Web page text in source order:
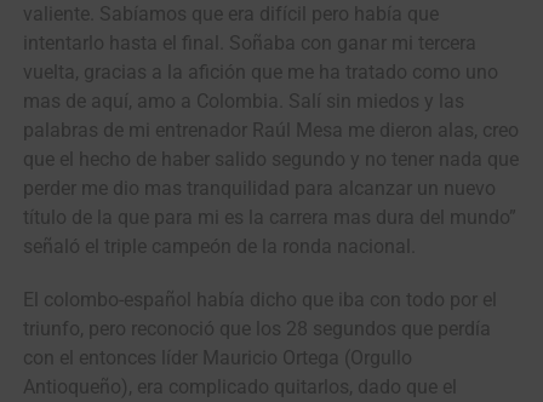
valiente. Sabíamos que era difícil pero había que
intentarlo hasta el final. Soñaba con ganar mi tercera
vuelta, gracias a la afición que me ha tratado como uno
mas de aquí, amo a Colombia. Salí sin miedos y las
palabras de mi entrenador Raúl Mesa me dieron alas, creo
que el hecho de haber salido segundo y no tener nada que
perder me dio mas tranquilidad para alcanzar un nuevo
título de la que para mi es la carrera mas dura del mundo”
señaló el triple campeón de la ronda nacional.
El colombo-español había dicho que iba con todo por el
triunfo, pero reconoció que los 28 segundos que perdía
con el entonces líder Mauricio Ortega (Orgullo
Antioqueño), era complicado quitarlos, dado que el